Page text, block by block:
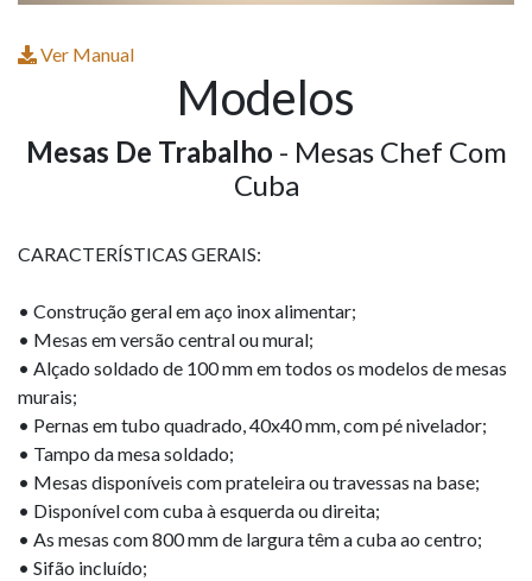
Ver Manual
Modelos
Mesas De Trabalho - Mesas Chef Com
Cuba
CARACTERÍSTICAS GERAIS:
• Construção geral em aço inox alimentar;
• Mesas em versão central ou mural;
• Alçado soldado de 100 mm em todos os modelos de mesas
murais;
• Pernas em tubo quadrado, 40x40 mm, com pé nivelador;
• Tampo da mesa soldado;
• Mesas disponíveis com prateleira ou travessas na base;
• Disponível com cuba à esquerda ou direita;
• As mesas com 800 mm de largura têm a cuba ao centro;
• Sifão incluído;